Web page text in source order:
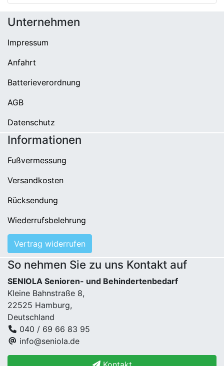
Unternehmen
Impressum
Anfahrt
Batterieverordnung
AGB
Datenschutz
Informationen
Fußvermessung
Versandkosten
Rücksendung
Wiederrufsbelehrung
Vertrag widerrufen
So nehmen Sie zu uns Kontakt auf
SENIOLA Senioren- und Behindertenbedarf
Kleine Bahnstraße 8,
22525 Hamburg,
Deutschland
040 / 69 66 83 95
info@seniola.de